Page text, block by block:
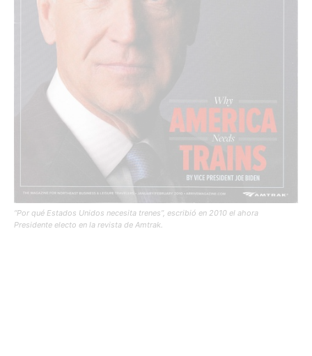
“Por qué Estados Unidos necesita trenes”, escribió en 2010 el ahora
Presidente electo en la revista de Amtrak.